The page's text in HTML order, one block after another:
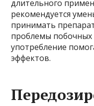
длительного
рекомендуется
принимать
проблемы побочных
употребление
эффектов.